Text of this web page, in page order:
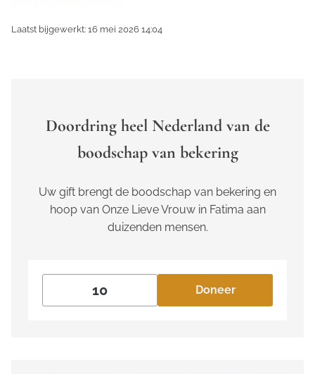
Laatst bijgewerkt: 16 mei 2026 14:04
Doordring heel Nederland van de
boodschap van bekering
Uw gift brengt de boodschap van bekering en
hoop van Onze Lieve Vrouw in Fatima aan
duizenden mensen.
Doneer